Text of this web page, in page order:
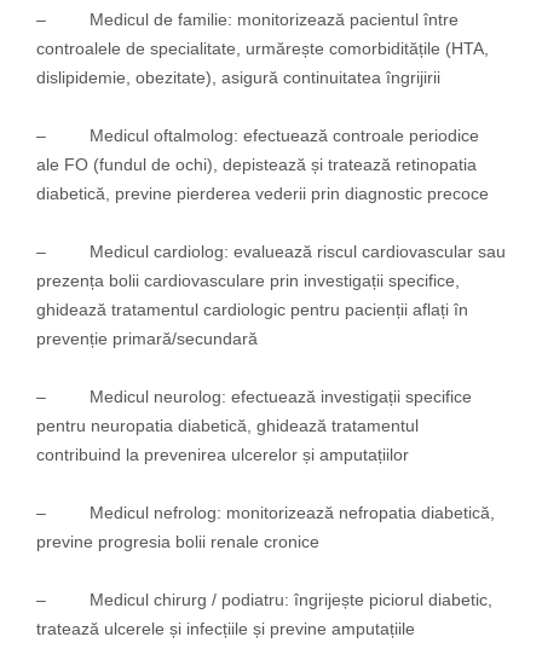
– Medicul de familie: monitorizează pacientul între
controalele de specialitate, urmărește comorbiditățile (HTA,
dislipidemie, obezitate), asigură continuitatea îngrijirii
– Medicul oftalmolog: efectuează controale periodice
ale FO (fundul de ochi), depistează și tratează retinopatia
diabetică, previne pierderea vederii prin diagnostic precoce
– Medicul cardiolog: evaluează riscul cardiovascular sau
prezența bolii cardiovasculare prin investigații specifice,
ghidează tratamentul cardiologic pentru pacienții aflați în
prevenție primară/secundară
– Medicul neurolog: efectuează investigații specifice
pentru neuropatia diabetică, ghidează tratamentul
contribuind la prevenirea ulcerelor și amputațiilor
– Medicul nefrolog: monitorizează nefropatia diabetică,
previne progresia bolii renale cronice
– Medicul chirurg / podiatru: îngrijește piciorul diabetic,
tratează ulcerele și infecțiile și previne amputațiile